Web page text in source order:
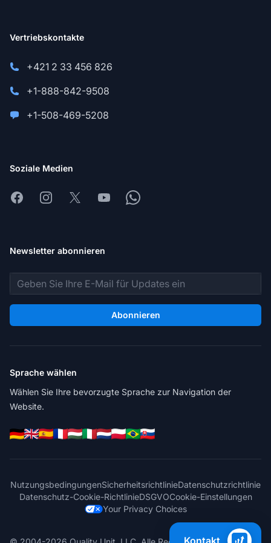
Vertriebskontakte
+421 2 33 456 826
+1-888-842-9508
+1-508-469-5208
Soziale Medien
FacebookInstagram
X YoutubeWhatsapp
Newsletter abonnieren
E-Mail-Adresse
Abonnieren
Sprache wählen
Wählen Sie Ihre bevorzugte Sprache zur Navigation der
Website.
NutzungsbedingungenSicherheitsrichtlinieDatenschutzrichtlinie
Datenschutz-Cookie-RichtlinieDSGVOCookie-Einstellungen
Your Privacy Choices
Kontakt